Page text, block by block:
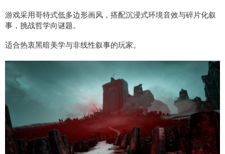
游戏采用哥特式低多边形画风，搭配沉浸式环境音效与碎片化叙
事，挑战哲学向谜题。
适合热衷黑暗美学与非线性叙事的玩家。